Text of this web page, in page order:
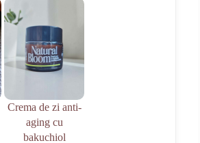
Crema de zi anti-
aging cu
bakuchiol